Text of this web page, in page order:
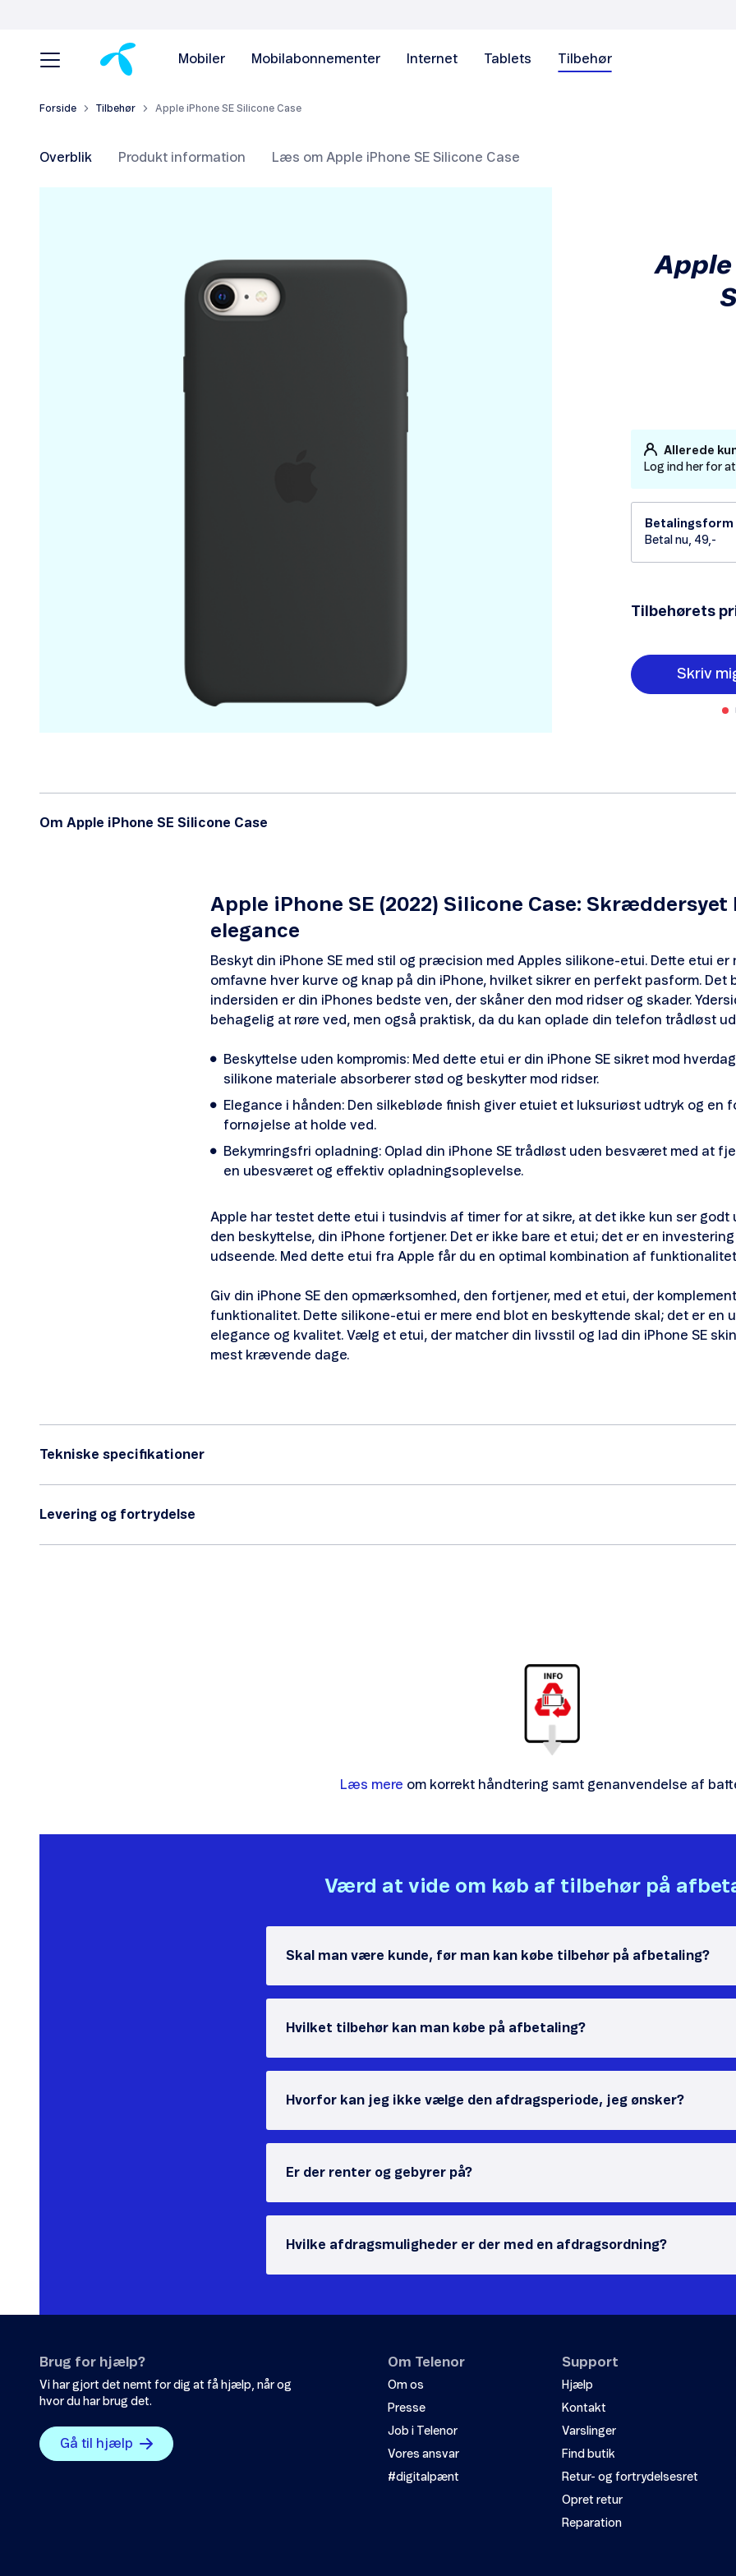
Mobiler Mobilabonnementer Internet Tablets Tilbehør
Forside Tilbehør Apple iPhone SE Silicone Case
Overblik Produkt information Læs om Apple iPhone SE Silicone Case
Apple
Allerede
Log ind her for
Betalingsform
Betal nu, 49,-
Tilbehørets
Skriv
Om Apple iPhone SE Silicone Case
Apple iPhone SE (2022) Silicone Case: Skræddersyet
elegance
Beskyt din iPhone SE med stil og præcision med Apples silikone-etui. Dette etui
omfavne hver kurve og knap på din iPhone, hvilket sikrer en perfekt pasform. Det
indersiden er din iPhones bedste ven, der skåner den mod ridser og skader.
behagelig at røre ved, men også praktisk, da du kan oplade din telefon trådløst
Beskyttelse uden kompromis: Med dette etui er din iPhone SE sikret mod
silikone materiale absorberer stød og beskytter mod ridser.
Elegance i hånden: Den silkebløde finish giver etuiet et luksuriøst udtryk og en
fornøjelse at holde ved.
Bekymringsfri opladning: Oplad din iPhone SE trådløst uden besværet med at
en ubesværet og effektiv opladningsoplevelse.
Apple har testet dette etui i tusindvis af timer for at sikre, at det ikke kun ser godt
den beskyttelse, din iPhone fortjener. Det er ikke bare et etui; det er en
udseende. Med dette etui fra Apple får du en optimal kombination af
Giv din iPhone SE den opmærksomhed, den fortjener, med et etui, der
funktionalitet. Dette silikone-etui er mere end blot en beskyttende skal; det er en
elegance og kvalitet. Vælg et etui, der matcher din livsstil og lad din iPhone SE
mest krævende dage.
Tekniske specifikationer
Levering og fortrydelse
Læs mere om korrekt håndtering samt genanvendelse af
Værd at vide om køb af tilbehør på
Skal man være kunde, før man kan købe tilbehør på afbetaling?
Hvilket tilbehør kan man købe på afbetaling?
Hvorfor kan jeg ikke vælge den afdragsperiode, jeg ønsker?
Er der renter og gebyrer på?
Hvilke afdragsmuligheder er der med en afdragsordning?
Brug for hjælp?
Vi har gjort det nemt for dig at få hjælp, når og
hvor du har brug det.
Gå til hjælp
Om Telenor
Om os
Presse
Job i Telenor
Vores ansvar
#digitalpænt
Support
Hjælp
Kontakt
Varslinger
Find butik
Retur- og fortrydelsesret
Opret retur
Reparation